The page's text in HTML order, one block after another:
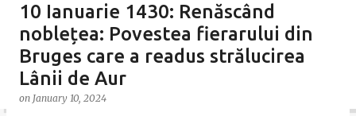
vă aduce un eveniment istoric marcant, ales
și ilustrat de inteligența artificială. Răsfoiți
trecutul cu ajutorul AI și descoperiți povești
fascinante în fiecare zi.
10 Ianuarie 1430: Renăscând
noblețea: Povestea fierarului din
Bruges care a readus strălucirea
Lânii de Aur
on January 10, 2024